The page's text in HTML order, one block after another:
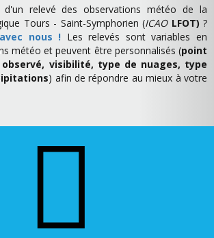
d'un relevé des observations météo de la
Tours - Saint-Symphorien (ICAO LFOT) ?
nous ! Les relevés sont variables en
météo et peuvent être personnalisés (point
visibilité, type de nuages, type
) afin de répondre au mieux à votre